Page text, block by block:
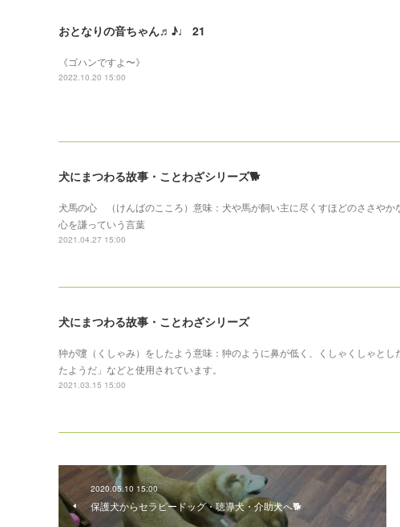
おとなりの音ちゃん♬♪♩ 21
《ゴハンですよ〜》
2022.10.20 15:00
犬にまつわる故事・ことわざシリーズ🐕
犬馬の心 （けんばのこころ）意味：犬や馬が飼い主に尽くすほどのささやか
心を謙っていう言葉
2021.04.27 15:00
犬にまつわる故事・ことわざシリーズ
狆が嚔（くしゃみ）をしたよう意味：狆のように鼻が低く、くしゃくしゃと
たようだ」などと使用されています。
2021.03.15 15:00
2020.05.10 15:00
保護犬からセラピードッグ・聴導犬・介助犬へ🐕